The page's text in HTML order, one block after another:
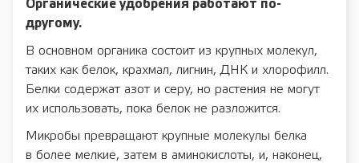
Органические удобрения работают по-
другому.
В основном органика состоит из крупных молекул,
таких как белок, крахмал, лигнин, ДНК и хлорофилл.
Белки содержат азот и серу, но растения не могут
их использовать, пока белок не разложится.
Микробы превращают крупные молекулы белка
в более мелкие, затем в аминокислоты, и, наконец,